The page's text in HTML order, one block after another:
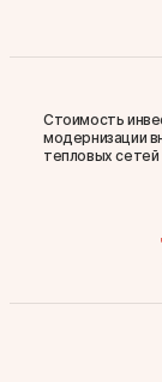
Стоимость
модернизации
тепловых сетей